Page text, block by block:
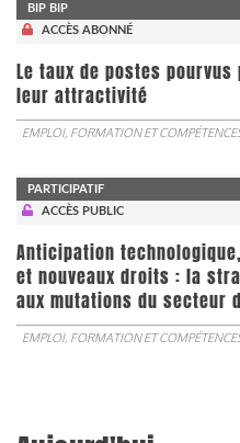
BIP BIP
ACCÈS ABONNÉ
Le taux de postes
leur attractivité
EMPLOI, FORMATION ET
PARTICIPATIF
ACCÈS PUBLIC
Anticipation
et nouveaux droits : la
aux mutations du secteur
EMPLOI, FORMATION ET